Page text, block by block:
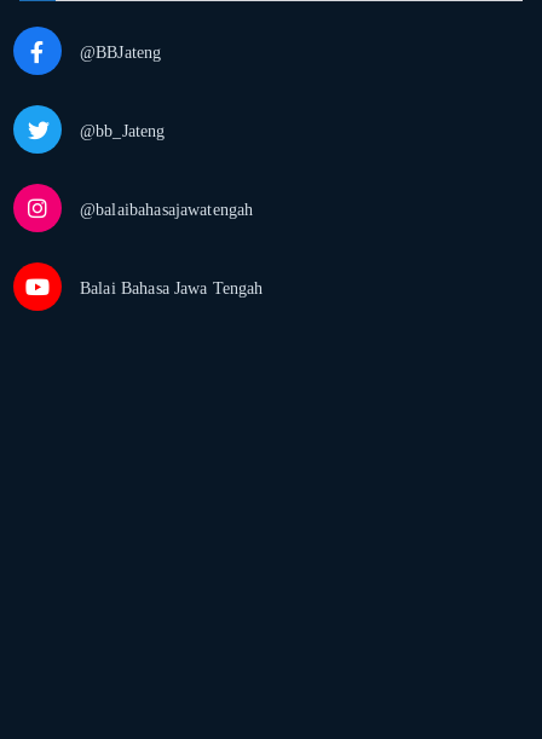
@BBJateng
@bb_Jateng
@balaibahasajawatengah
Balai Bahasa Jawa Tengah